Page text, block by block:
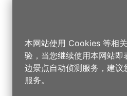
本网站使用 Cookies 等相
验，当您继续使用本网站
边景点自动侦测服务，建
服务。